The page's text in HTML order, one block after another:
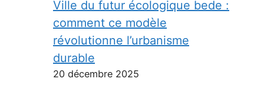
Ville du futur écologique bede :
comment ce modèle
révolutionne l’urbanisme
durable
20 décembre 2025